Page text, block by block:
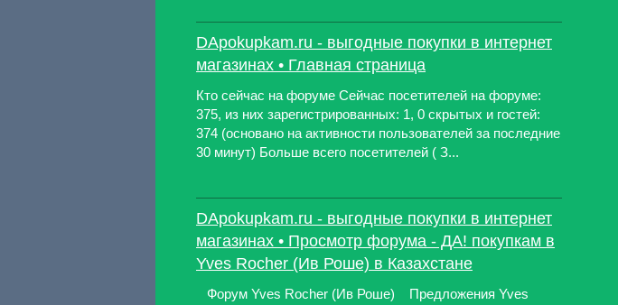
DApokupkam.ru - выгодные покупки в интернет
магазинах • Главная страница
Кто сейчас на форуме Сейчас посетителей на форуме:
375, из них зарегистрированных: 1, 0 скрытых и гостей:
374 (основано на активности пользователей за последние
30 минут) Больше всего посетителей ( З...
DApokupkam.ru - выгодные покупки в интернет
магазинах • Просмотр форума - ДА! покупкам в
Yves Rocher (Ив Роше) в Казахстане
Форум Yves Rocher (Ив Роше) Предложения Yves